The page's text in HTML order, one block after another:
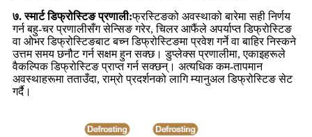
७. स्मार्ट डिफ्रोस्टिङ प्रणाली:फ्रस्टिङको अवस्थाको बारेमा सही निर्णय
गर्न बहु-चर प्रणालीसँग सेन्सिङ गरेर, चिलर आफैंले अपर्याप्त डिफ्रोस्टिङ
वा ओभर डिफ्रोस्टिङबाट बच्न डिफ्रोस्टिङमा प्रवेश गर्ने वा बाहिर निस्कने
उत्तम समय छनौट गर्न सक्षम हुन सक्छ। डुप्लेक्स प्रणालीमा, एकाइहरूले
वैकल्पिक डिफ्रोस्टिङ प्राप्त गर्न सक्छन्। अत्यधिक कम-तापमान
अवस्थाहरूमा तताउँदा, राम्रो प्रदर्शनको लागि म्यानुअल डिफ्रोस्टिङ सेट
गर्दै।